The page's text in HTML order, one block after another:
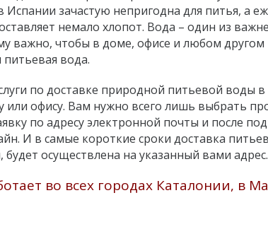
зачастую непригодна для питья, а
немало хлопот. Вода – один из
важно, чтобы в доме, офисе и любом другом
питьевая вода.
по доставке природной питьевой воды
офису. Вам нужно всего лишь выбрать
по адресу электронной почты и после
И в самые короткие сроки доставка
осуществлена на указанный вами адрес.
во всех городах Каталонии, в